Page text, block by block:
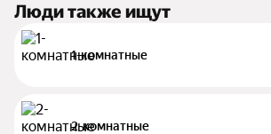
Люди также ищут
1-комнатные
2-комнатные